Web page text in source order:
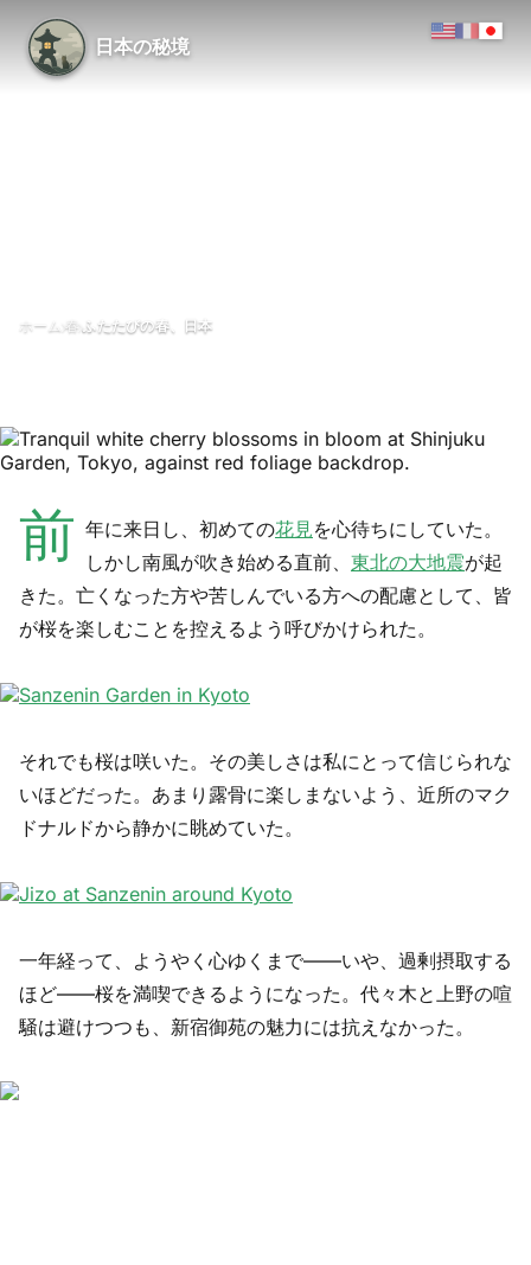
日本の秘境
ホーム ›春›ふたたびの春、日本
前 年に来日し、初めての花見を心待ちにしていた。
しかし南風が吹き始める直前、 東北の大地震が起
きた。亡くなった方や苦しんでいる方への配慮として、皆
が桜を楽しむことを控えるよう呼びかけられた。
それでも桜は咲いた。その美しさは私にとって信じられな
いほどだった。あまり露骨に楽しまないよう、近所のマク
ドナルドから静かに眺めていた。
一年経って、ようやく心ゆくまで——いや、過剰摂取する
ほど——桜を満喫できるようになった。代々木と上野の喧
騒は避けつつも、新宿御苑の魅力には抗えなかった。